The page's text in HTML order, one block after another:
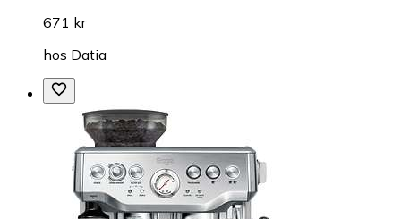
671 kr
hos Datia